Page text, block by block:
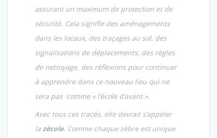
assurant un maximum de protection et de
sécurité. Cela signifie des aménagements
dans les locaux, des traçages au sol, des
signalisations de déplacements, des règles
de nettoyage, des réflexions pour continuer
à apprendre dans ce nouveau lieu qui ne
sera pas comme « l’école d’avant ».
Avec tous ces tracés, elle devrait s’appeler
la zécole. Comme chaque zèbre est unique